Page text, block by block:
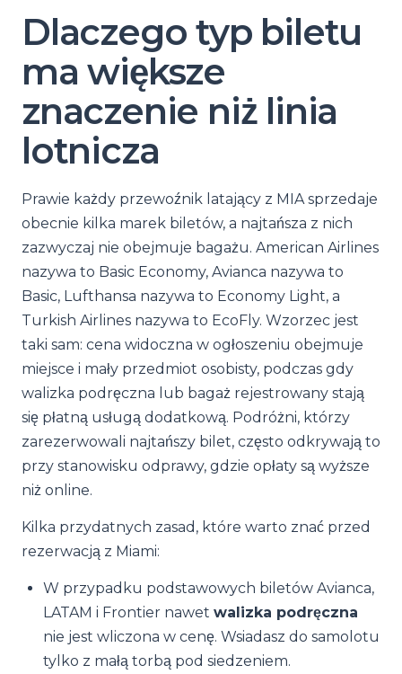
Dlaczego typ biletu
ma większe
znaczenie niż linia
lotnicza
Prawie każdy przewoźnik latający z MIA sprzedaje
obecnie kilka marek biletów, a najtańsza z nich
zazwyczaj nie obejmuje bagażu. American Airlines
nazywa to Basic Economy, Avianca nazywa to
Basic, Lufthansa nazywa to Economy Light, a
Turkish Airlines nazywa to EcoFly. Wzorzec jest
taki sam: cena widoczna w ogłoszeniu obejmuje
miejsce i mały przedmiot osobisty, podczas gdy
walizka podręczna lub bagaż rejestrowany stają
się płatną usługą dodatkową. Podróżni, którzy
zarezerwowali najtańszy bilet, często odkrywają to
przy stanowisku odprawy, gdzie opłaty są wyższe
niż online.
Kilka przydatnych zasad, które warto znać przed
rezerwacją z Miami:
W przypadku podstawowych biletów Avianca,
LATAM i Frontier nawet walizka podręczna
nie jest wliczona w cenę. Wsiadasz do samolotu
tylko z małą torbą pod siedzeniem.